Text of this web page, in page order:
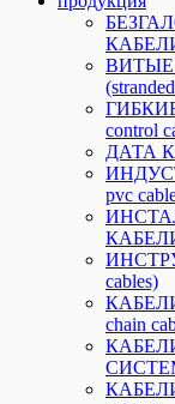
КАБЕЛИ
control
ДАТА
pvc
КАБЕЛИ
cables)
chain